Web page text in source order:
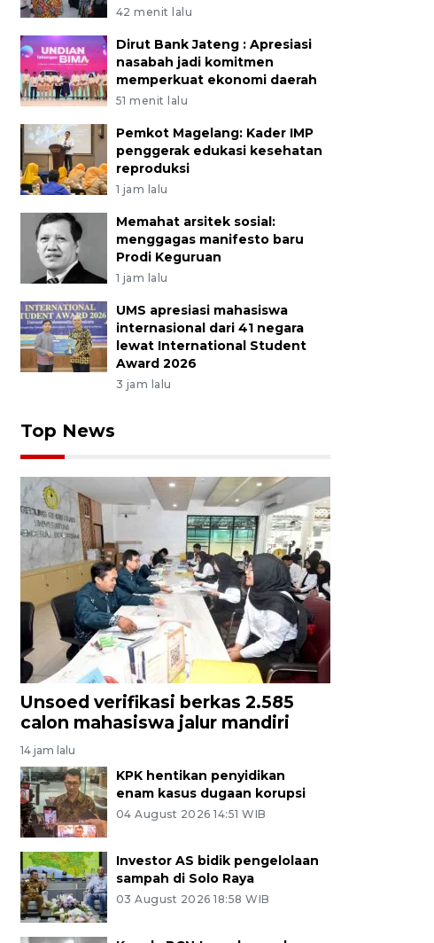
42 menit lalu
Dirut Bank Jateng : Apresiasi
nasabah jadi komitmen
memperkuat ekonomi daerah
51 menit lalu
Pemkot Magelang: Kader IMP
penggerak edukasi kesehatan
reproduksi
1 jam lalu
Memahat arsitek sosial:
menggagas manifesto baru
Prodi Keguruan
1 jam lalu
UMS apresiasi mahasiswa
internasional dari 41 negara
lewat International Student
Award 2026
3 jam lalu
Top News
Unsoed verifikasi berkas 2.585
calon mahasiswa jalur mandiri
14 jam lalu
KPK hentikan penyidikan
enam kasus dugaan korupsi
04 August 2026 14:51 WIB
Investor AS bidik pengelolaan
sampah di Solo Raya
03 August 2026 18:58 WIB